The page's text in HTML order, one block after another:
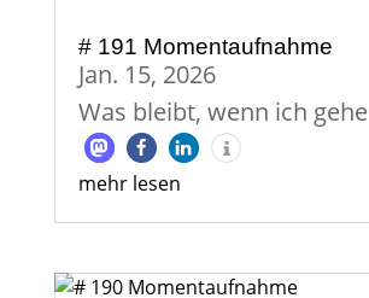
# 191 Momentaufnahme
Jan. 15, 2026
Was bleibt, wenn ich gehe
mehr lesen